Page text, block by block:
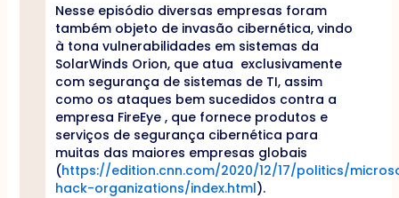
Nesse episódio diversas empresas foram
também objeto de invasão cibernética, vindo
à tona vulnerabilidades em sistemas da
SolarWinds Orion, que atua exclusivamente
com segurança de sistemas de TI, assim
como os ataques bem sucedidos contra a
empresa FireEye , que fornece produtos e
serviços de segurança cibernética para
muitas das maiores empresas globais
(https://edition.cnn.com/2020/12/17/politics/
hack-organizations/index.html).